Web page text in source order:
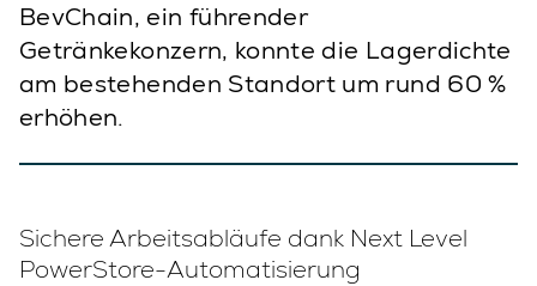
BevChain, ein führender
Getränkekonzern, konnte die Lagerdichte
am bestehenden Standort um rund 60 %
erhöhen.
Sichere Arbeitsabläufe dank Next Level
PowerStore-Automatisierung